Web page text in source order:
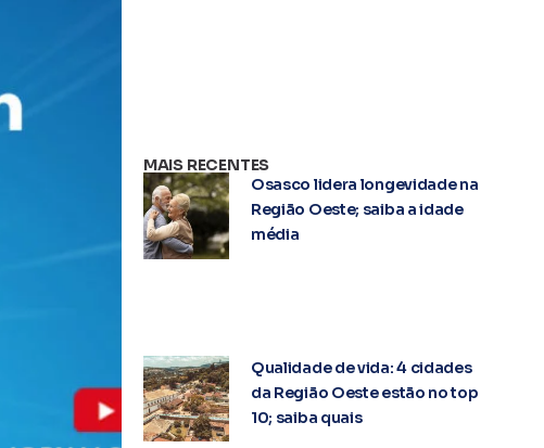
MAIS RECENTES
Osasco lidera longevidade na
Região Oeste; saiba a idade
média
Qualidade de vida: 4 cidades
da Região Oeste estão no top
10; saiba quais